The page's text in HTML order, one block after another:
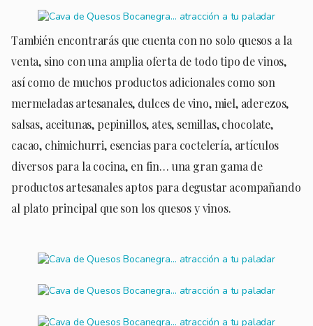
También encontrarás que cuenta con no solo quesos a la
venta, sino con una amplia oferta de todo tipo de vinos,
así como de muchos productos adicionales como son
mermeladas artesanales, dulces de vino, miel, aderezos,
salsas, aceitunas, pepinillos, ates, semillas, chocolate,
cacao, chimichurri, esencias para coctelería, artículos
diversos para la cocina, en fin… una gran gama de
productos artesanales aptos para degustar acompañando
al plato principal que son los quesos y vinos.